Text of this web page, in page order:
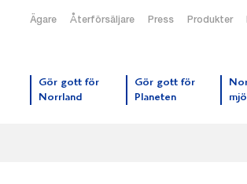
Ägare Återförsäljare Press Produkter
Gör gott för
Norrland
Gör gott för
Planeten